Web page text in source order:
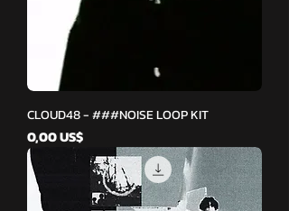
CLOUD48 - ###NOISE LOOP KIT
Cena
0,00 US$